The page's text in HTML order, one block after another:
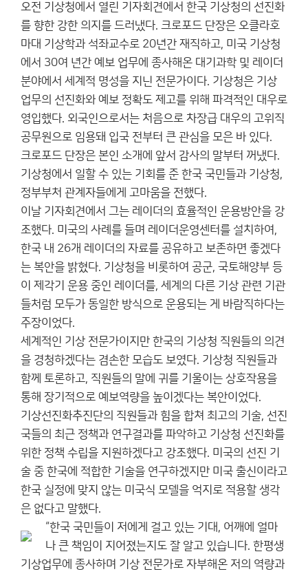
오전 기상청에서 열린 기자회견에서 한국 기상청의 선진화
를 향한 강한 의지를 드러냈다. 크로포드 단장은 오클라호
마대 기상학과 석좌교수로 20년간 재직하고, 미국 기상청
에서 30여 년간 예보 업무에 종사해온 대기과학 및 레이더
분야에서 세계적 명성을 지닌 전문가이다. 기상청은 기상
업무의 선진화와 예보 정확도 제고를 위해 파격적인 대우로
영입했다. 외국인으로서는 처음으로 차장급 대우의 고위직
공무원으로 임용돼 입국 전부터 큰 관심을 모은 바 있다.
크로포드 단장은 본인 소개에 앞서 감사의 말부터 꺼냈다.
기상청에서 일할 수 있는 기회를 준 한국 국민들과 기상청,
정부부처 관계자들에게 고마움을 전했다.
이날 기자회견에서 그는 레이더의 효율적인 운용방안을 강
조했다. 미국의 사례를 들며 레이더운영센터를 설치하여,
한국 내 26개 레이더의 자료를 공유하고 보존하면 좋겠다
는 복안을 밝혔다. 기상청을 비롯하여 공군, 국토해양부 등
이 제각기 운용 중인 레이더를, 세계의 다른 기상 관련 기관
들처럼 모두가 동일한 방식으로 운용되는 게 바람직하다는
주장이었다.
세계적인 기상 전문가이지만 한국의 기상청 직원들의 의견
을 경청하겠다는 겸손한 모습도 보였다. 기상청 직원들과
함께 토론하고, 직원들의 말에 귀를 기울이는 상호작용을
통해 장기적으로 예보역량을 높이겠다는 복안이었다.
기상선진화추진단의 직원들과 힘을 합쳐 최고의 기술, 선진
국들의 최근 정책과 연구결과를 파악하고 기상청 선진화를
위한 정책 수립을 지원하겠다고 강조했다. 미국의 선진 기
술 중 한국에 적합한 기술을 연구하겠지만 미국 출신이라고
한국 실정에 맞지 않는 미국식 모델을 억지로 적용할 생각
은 없다고 말했다.
“한국 국민들이 저에게 걸고 있는 기대, 어깨에 얼마
나 큰 책임이 지어졌는지도 잘 알고 있습니다. 한평생
기상업무에 종사하며 기상 전문가로 자부해온 저의 역량과